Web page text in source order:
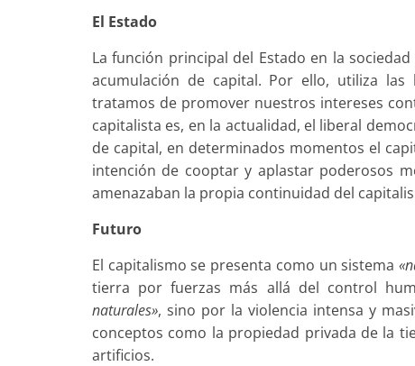
El Estado
La función principal del Estado en la
acumulación de capital. Por ello, utiliza
tratamos de promover nuestros intereses
capitalista es, en la actualidad, el liberal
de capital, en determinados momentos el
intención de cooptar y aplastar poderosos
amenazaban la propia continuidad del
Futuro
El capitalismo se presenta como un sistema
tierra por fuerzas más allá del control
naturales», sino por la violencia intensa y
conceptos como la propiedad privada de la
artificios.